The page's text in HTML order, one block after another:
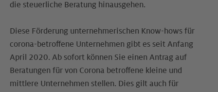
die steuerliche Beratung hinausgehen.
Diese Förderung unternehmerischen Know-hows für
corona-betroffene Unternehmen gibt es seit Anfang
April 2020. Ab sofort können Sie einen Antrag auf
Beratungen für von Corona betroffene kleine und
mittlere Unternehmen stellen. Dies gilt auch für